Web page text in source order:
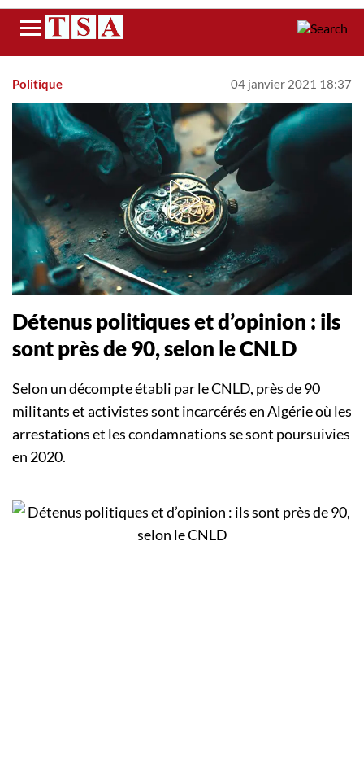
Menu
Politique 04 janvier 2021 18:37
Détenus politiques et d’opinion : ils
sont près de 90, selon le CNLD
Selon un décompte établi par le CNLD, près de 90
militants et activistes sont incarcérés en Algérie où les
arrestations et les condamnations se sont poursuivies
en 2020.